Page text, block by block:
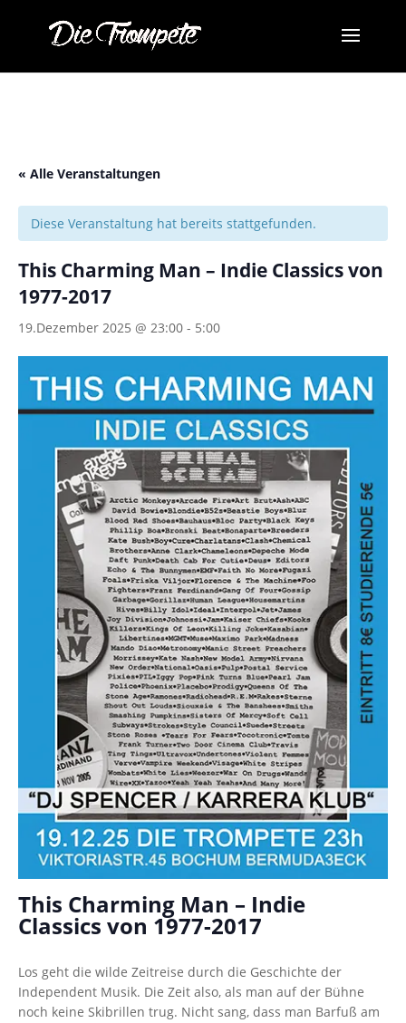
« Alle Veranstaltungen
Diese Veranstaltung hat bereits stattgefunden.
This Charming Man – Indie Classics von
1977-2017
19.Dezember 2025 @ 23:00 - 5:00
This Charming Man – Indie
Classics von 1977-2017
Los geht die wilde Zeitreise durch die Geschichte der
Independent Musik. Die Zeit also, als man auf der Bühne
noch keine Skibrillen trug. Nicht sang, dass man Barfuß am